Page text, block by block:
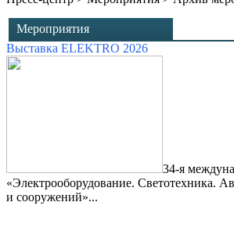
Мероприятия
Выставка ELEKTRO 2026
34-я
«Электрооборудование. Светотехника.
и сооружений»...